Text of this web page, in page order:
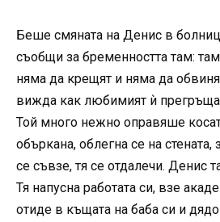
Беше смяната на Денис в
съобщи за бременността там:
няма да крещят и няма да
вижда как любимият ѝ
Той много нежно оправяше
объркана, облегна се на стената,
се съвзе, тя се отдалечи. Денис
Тя напусна работата си, взе
отиде в къщата на баба си и дядо